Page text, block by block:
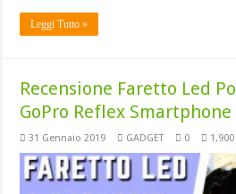
Leggi Tutto »
Recensione Faretto Led
GoPro Reflex Smartphone
31 Gennaio 2019 GADGET 0 1,900